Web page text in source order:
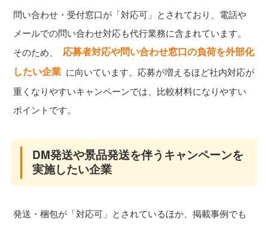
問い合わせ・受付窓口が「対応可」とされており、電話や
メールでの問い合わせ対応も代行業務に含まれています。
そのため、
応募者対応や問い合わせ窓口の負荷を外部化
したい企業 に向いています。応募が増えるほど社内対応が
重くなりやすいキャンペーンでは、比較材料になりやすい
ポイントです。
DM発送や景品発送を伴うキャンペーンを
実施したい企業
発送・梱包が「対応可」とされているほか、掲載事例でも